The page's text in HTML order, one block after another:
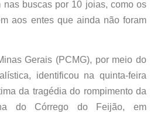
nas buscas por 10 joias, como os
aos entes que ainda não foram
Gerais (PCMG), por meio do
identificou na quinta-feira
da tragédia do rompimento da
do Córrego do Feijão, em